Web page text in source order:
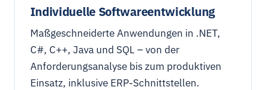
Individuelle Software­entwicklung
Maßgeschneiderte Anwendungen in .NET,
C#, C++, Java und SQL – von der
Anforderungsanalyse bis zum produktiven
Einsatz, inklusive ERP-Schnittstellen.